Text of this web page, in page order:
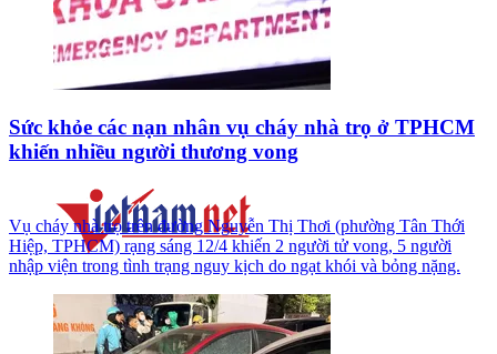
Sức khỏe các nạn nhân vụ cháy nhà trọ ở TPHCM
khiến nhiều người thương vong
Vụ cháy nhà trọ trên đường Nguyễn Thị Thơi (phường Tân Thới
Hiệp, TPHCM) rạng sáng 12/4 khiến 2 người tử vong, 5 người
nhập viện trong tình trạng nguy kịch do ngạt khói và bỏng nặng.